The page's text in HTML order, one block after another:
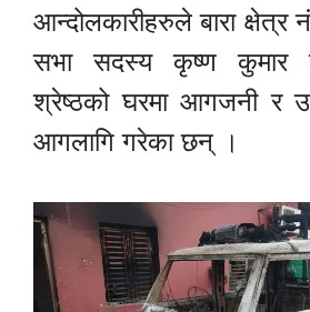
आन्दोलकारीहरुले बारा क्षेत्र
सभा सदस्य कृष्ण कुमार
श्रेष्ठको घरमा आगजनी र
आगलागि गरेका छन् ।